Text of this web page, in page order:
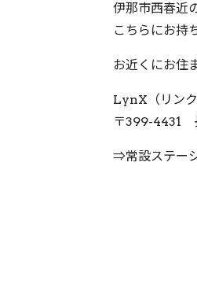
伊那市西春近
こちらにお持
お近くにお住
LynX（リンク
〒399-4431
⇒常設ステー